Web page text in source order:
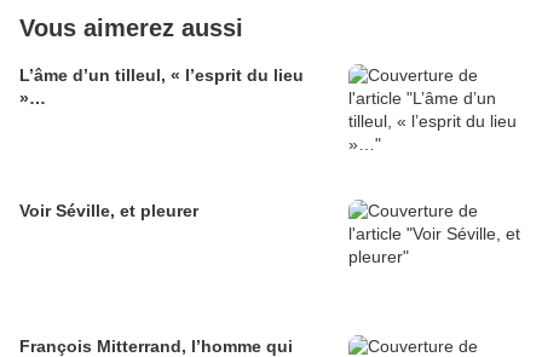
Vous aimerez aussi
L’âme d’un tilleul, « l’esprit du lieu
»…
Voir Séville, et pleurer
François Mitterrand, l’homme qui